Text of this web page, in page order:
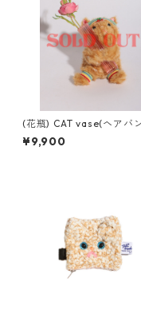
(花瓶) CAT vase(ヘアバ
er)
¥9,900